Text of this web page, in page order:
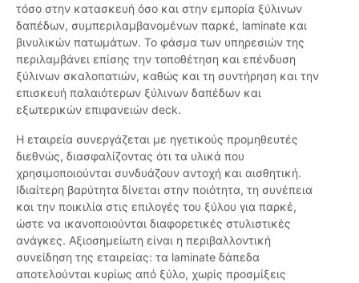
τόσο στην κατασκευή όσο και στην εμπορία ξύλινων
δαπέδων, συμπεριλαμβανομένων παρκέ, laminate και
βινυλικών πατωμάτων. Το φάσμα των υπηρεσιών της
περιλαμβάνει επίσης την τοποθέτηση και επένδυση
ξύλινων σκαλοπατιών, καθώς και τη συντήρηση και την
επισκευή παλαιότερων ξύλινων δαπέδων και
εξωτερικών επιφανειών deck.
Η εταιρεία συνεργάζεται με ηγετικούς προμηθευτές
διεθνώς, διασφαλίζοντας ότι τα υλικά που
χρησιμοποιούνται συνδυάζουν αντοχή και αισθητική.
Ιδιαίτερη βαρύτητα δίνεται στην ποιότητα, τη συνέπεια
και την ποικιλία στις επιλογές του ξύλου για παρκέ,
ώστε να ικανοποιούνται διαφορετικές στυλιστικές
ανάγκες. Αξιοσημείωτη είναι η περιβαλλοντική
συνείδηση της εταιρείας: τα laminate δάπεδα
αποτελούνται κυρίως από ξύλο, χωρίς προσμίξεις